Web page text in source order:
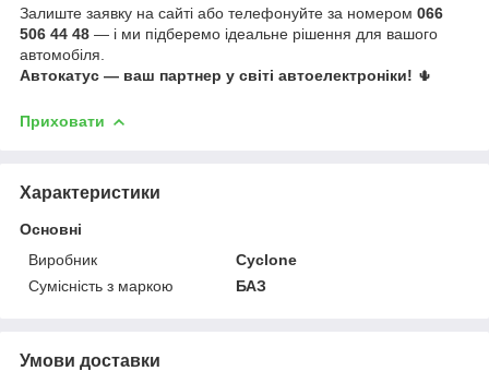
Залиште заявку на сайті або телефонуйте за номером 066
506 44 48 — і ми підберемо ідеальне рішення для вашого
автомобіля.
Автокатус — ваш партнер у світі автоелектроніки! 🌵
Приховати
Характеристики
Основні
Виробник
Cyclone
Сумісність з маркою
БАЗ
Умови доставки